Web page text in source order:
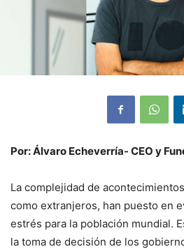
Por: Álvaro Echeverría- CEO y
La complejidad de
como extranjeros, han puesto en
estrés para la población mundial.
la toma de decisión de los